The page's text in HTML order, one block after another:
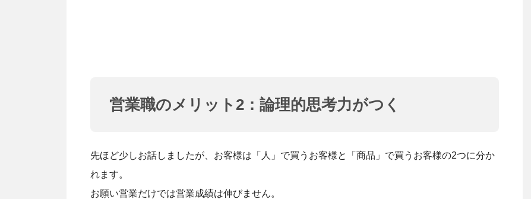
営業職のメリット2：論理的思考力がつく
先ほど少しお話しましたが、お客様は「人」で買うお客様と「商品」で買うお客様の2つに分か
れます。
お願い営業だけでは営業成績は伸びません。